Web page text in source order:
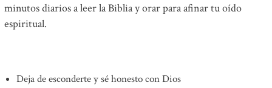
minutos diarios a leer la Biblia y orar para afinar tu oído
espiritual.
Deja de esconderte y sé honesto con Dios